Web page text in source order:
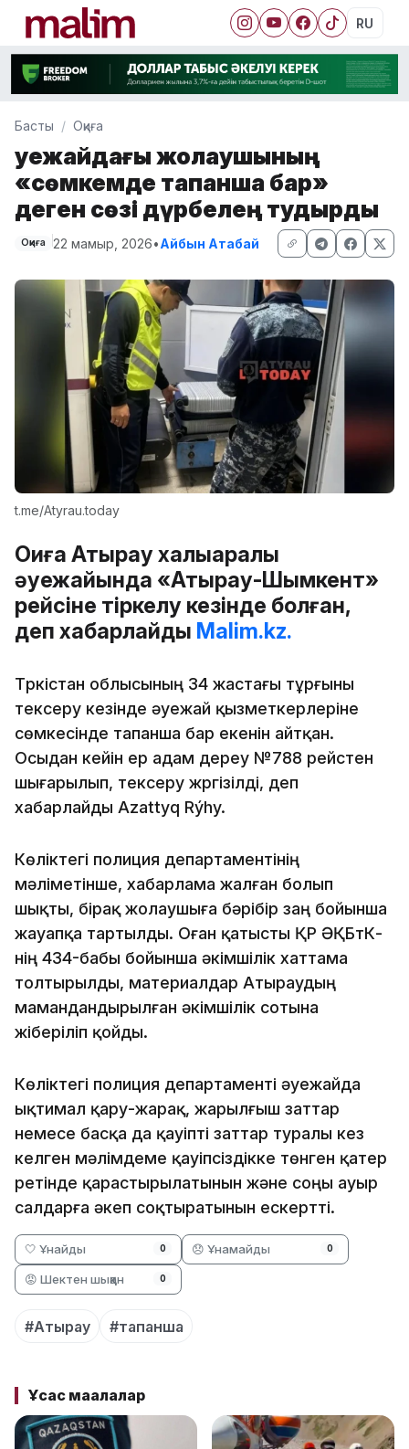
RU
Басты Оқиға
Әуежайдағы жолаушының
«сөмкемде тапанша бар»
деген сөзі дүрбелең тудырды
Оқиға 22 мамыр, 2026•Айбын Атабай
t.me/Atyrau.today
Оқиға Атырау халықаралық
әуежайында «Атырау-Шымкент»
рейсіне тіркелу кезінде болған,
деп хабарлайды Malim.kz.
Түркістан облысының 34 жастағы тұрғыны
тексеру кезінде әуежай қызметкерлеріне
сөмкесінде тапанша бар екенін айтқан.
Осыдан кейін ер адам дереу №788 рейстен
шығарылып, тексеру жүргізілді, деп
хабарлайды Azattyq Rýhy.
Көліктегі полиция департаментінің
мәліметінше, хабарлама жалған болып
шықты, бірақ жолаушыға бәрібір заң бойынша
жауапқа тартылды. Оған қатысты ҚР ӘҚБтК-
нің 434-бабы бойынша әкімшілік хаттама
толтырылды, материалдар Атыраудың
мамандандырылған әкімшілік сотына
жіберіліп қойды.
Көліктегі полиция департаменті әуежайда
ықтимал қару-жарақ, жарылғыш заттар
немесе басқа да қауіпті заттар туралы кез
келген мәлімдеме қауіпсіздікке төнген қатер
ретінде қарастырылатынын және соңы ауыр
салдарға әкеп соқтыратынын ескертті.
🤍 Ұнайды 0 😞 Ұнамайды 0
😡 Шектен шыққан 0
#Атырау #тапанша
Ұқсас мақалалар